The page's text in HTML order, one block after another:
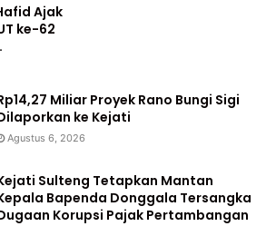
Ajak
ke-62
Miliar Proyek Rano Bungi Sigi
ke Kejati
Agustus 6, 2026
Sulteng Tetapkan Mantan
Bapenda Donggala Tersangka
Korupsi Pajak Pertambangan